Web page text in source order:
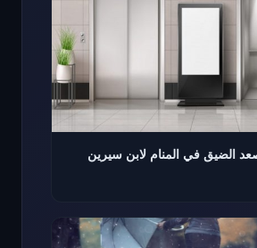
الضيق في المنام لابن سيرين